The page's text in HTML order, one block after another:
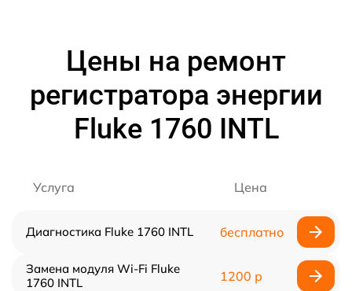
Цены на ремонт
регистратора энергии
Fluke 1760 INTL
Услуга Цена
Диагностика Fluke 1760 INTL бесплатно
Замена модуля Wi-Fi Fluke
1760 INTL
1200 р